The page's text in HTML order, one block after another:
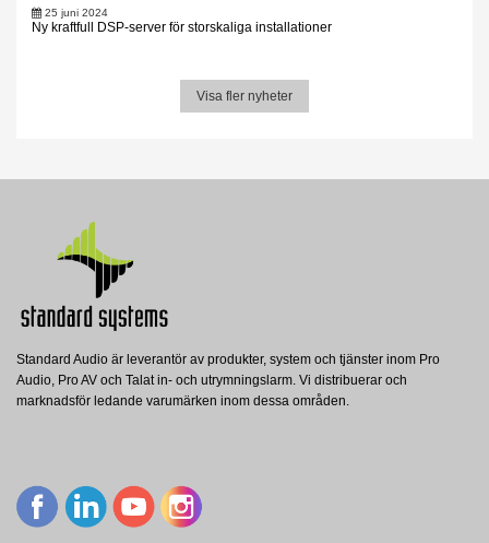
25 juni 2024
Ny kraftfull DSP-server för storskaliga installationer
Visa fler nyheter
Standard Audio är leverantör av produkter, system och tjänster inom Pro
Audio, Pro AV och Talat in- och utrymningslarm. Vi distribuerar och
marknadsför ledande varumärken inom dessa områden.